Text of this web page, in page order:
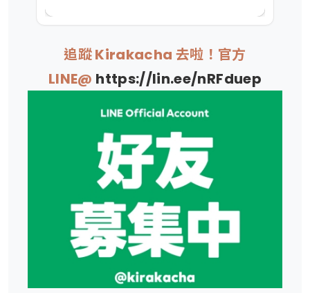
追蹤 Kirakacha 去啦！官方
LINE@ https://lin.ee/nRFduep